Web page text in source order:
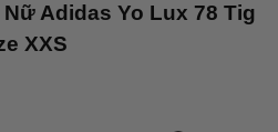
Adidas Yo Lux 78 Tig
XXS